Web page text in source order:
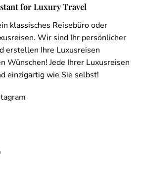
for Luxury Travel
klassisches Reisebüro oder
Wir sind Ihr persönlicher
erstellen Ihre Luxusreisen
Wünschen! Jede Ihrer Luxusreisen
einzigartig wie Sie selbst!